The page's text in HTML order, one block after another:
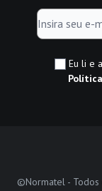
Eu li e
©Normatel - Todos